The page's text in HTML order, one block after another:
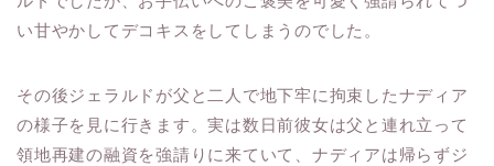
い甘やかしてデコキスをしてしまうのでした。
その後ジェラルドが父と二人で地下牢に拘束したナディア
の様子を見に行きます。実は数日前彼女は父と連れ立って
領地再建の融資を強請りに来ていて、ナディアは帰らずジ